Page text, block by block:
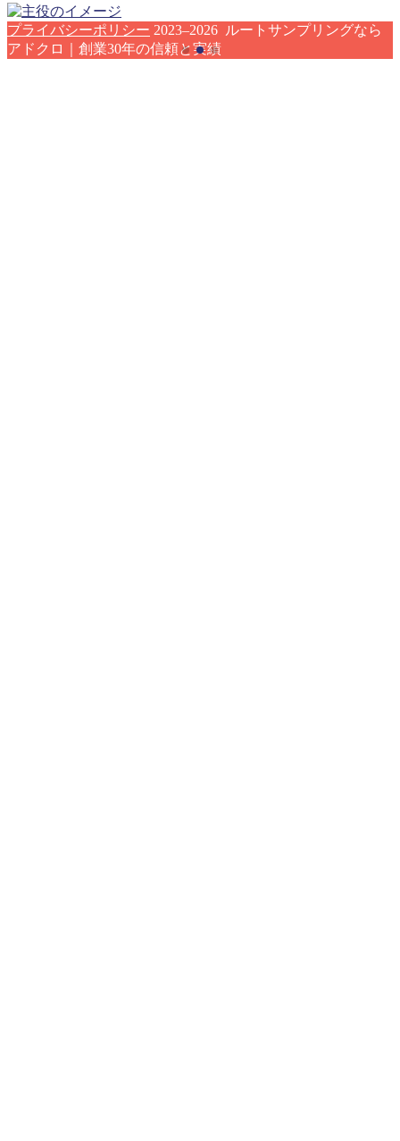
プライバシーポリシー 2023–2026 ルートサンプリングなら
アドクロ｜創業30年の信頼と実績